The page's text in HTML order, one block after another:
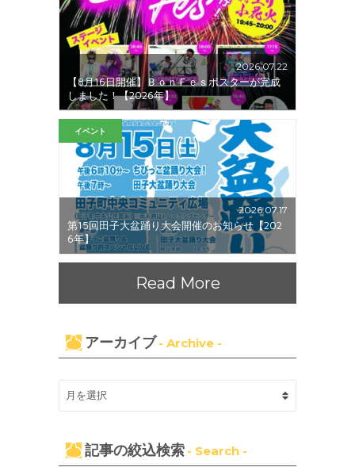
2026.07.22
【8月16日開催】ＢｏｎＦｅｓポスターが完成
しました！【2026年】
イベント
2026.07.17
第15回田子大盆踊り大会開催のお知らせ【202
6年】
Read More
アーカイブ - Archive -
記事の絞込検索 - Search -